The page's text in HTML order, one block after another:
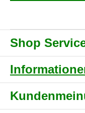
Shop